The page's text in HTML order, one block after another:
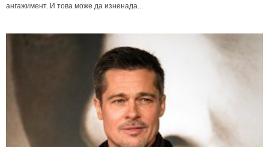
ангажимент. И това може да изненада...